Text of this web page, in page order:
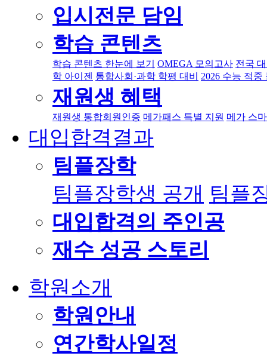
입시전문 담임
학습 콘텐츠
학습 콘텐츠 한눈에 보기 OMEGA 모의고사 전국
학 아이젠 통합사회·과학 학평 대비 2026 수능 적중
재원생 혜택
재원생 통합회원인증 메가패스 특별 지원 메가 스
대입합격결과
팀플장학
팀플장학생 공개 팀플
대입합격의 주인공
재수 성공 스토리
학원소개
학원안내
연간학사일정